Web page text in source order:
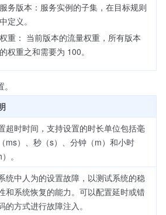
服务版本：服务实例的子集，在目标规则
中定义。
权重： 当前版本的流量权重，所有版本
的权重之和需要为 100。
超时时间，支持设置的时长单位包括毫
ms）、秒（s）、分钟（m）和小时
）。
统中人为的设置故障，以测试系统的稳
和系统恢复的能力。可以配置延时或错
的方式进行故障注入。